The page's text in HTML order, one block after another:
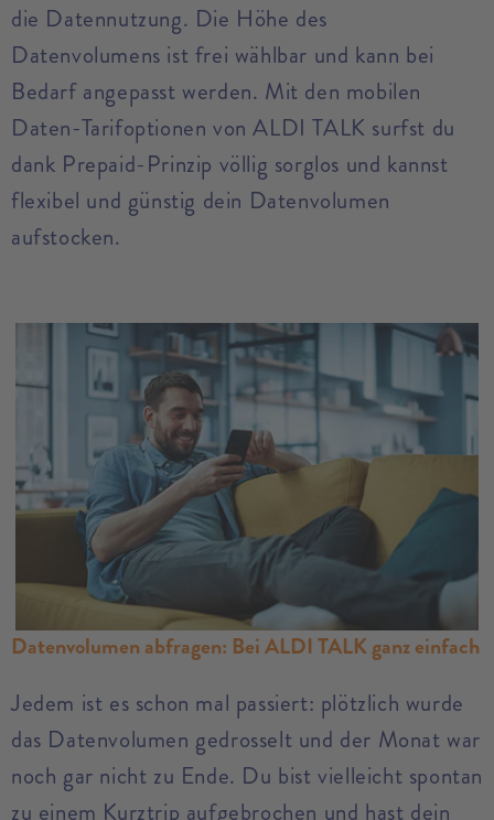
die Datennutzung. Die Höhe des
Datenvolumens ist frei wählbar und kann bei
Bedarf angepasst werden. Mit den mobilen
Daten-Tarifoptionen von ALDI TALK surfst du
dank Prepaid-Prinzip völlig sorglos und kannst
flexibel und günstig dein Datenvolumen
aufstocken.
Datenvolumen abfragen: Bei ALDI TALK ganz einfach
Jedem ist es schon mal passiert: plötzlich wurde
das Datenvolumen gedrosselt und der Monat war
noch gar nicht zu Ende. Du bist vielleicht spontan
zu einem Kurztrip aufgebrochen und hast dein